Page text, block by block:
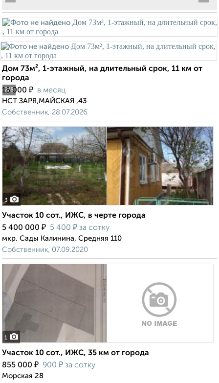
2/8
Дом 73м², 1-этажный, на длительный срок, 11 км от
города
15 000 ₽ в месяц
НСТ ЗАРЯ,МАЙСКАЯ ,43
Собственник, 28.07.2026
3
Участок 10 сот., ИЖС, в черте города
5 400 000 ₽ 5 400 ₽ за сотку
мкр. Сады Калинина, Средняя 110
Собственник, 07.09.2020
1
Участок 10 сот., ИЖС, 35 км от города
855 000 ₽ 900 ₽ за сотку
Морская 28